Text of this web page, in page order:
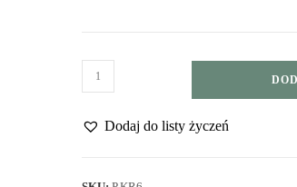
Dodaj do listy życzeń